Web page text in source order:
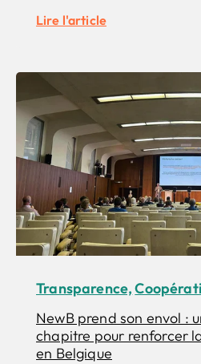
Lire l'article
Transparence,
NewB prend son envol :
chapitre pour renforcer
en Belgique